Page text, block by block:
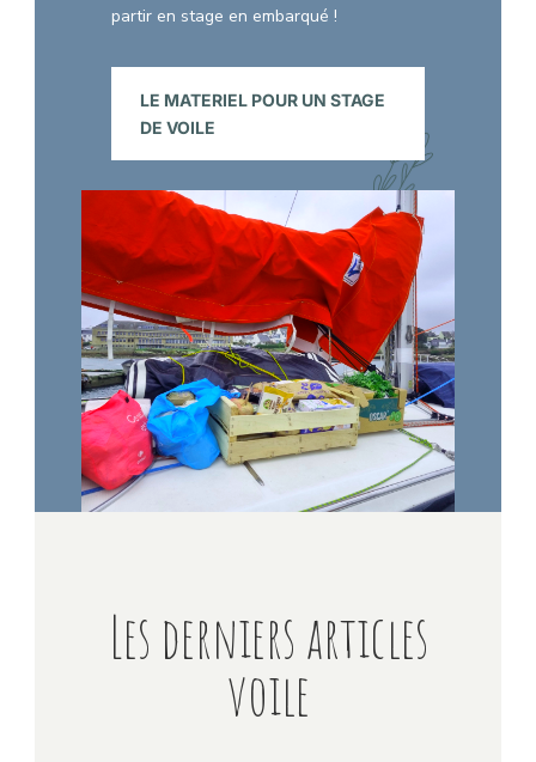
partir en stage en embarqué !
LE MATERIEL POUR UN STAGE
DE VOILE
Les derniers articles
voile